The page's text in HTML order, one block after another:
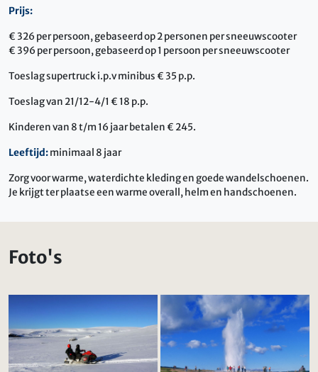
Prijs:
€ 326 per persoon, gebaseerd op 2 personen per sneeuwscooter
€ 396 per persoon, gebaseerd op 1 persoon per sneeuwscooter
Toeslag supertruck i.p.v minibus € 35 p.p.
Toeslag van 21/12-4/1 € 18 p.p.
Kinderen van 8 t/m 16 jaar betalen € 245.
Leeftijd:minimaal 8 jaar
Zorg voor warme, waterdichte kleding en goede wandelschoenen.
Je krijgt ter plaatse een warme overall, helm en handschoenen.
Foto's